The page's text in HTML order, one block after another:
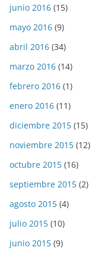
junio 2016 (15)
mayo 2016 (9)
abril 2016 (34)
marzo 2016 (14)
febrero 2016 (1)
enero 2016 (11)
diciembre 2015 (15)
noviembre 2015 (12)
octubre 2015 (16)
septiembre 2015 (2)
agosto 2015 (4)
julio 2015 (10)
junio 2015 (9)